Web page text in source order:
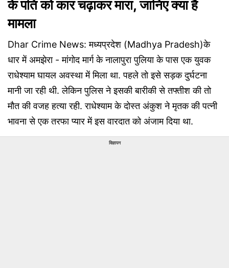
के पति को कार चढ़ाकर मारा, जानिए क्या है
मामला
Dhar Crime News: मध्यप्रदेश (Madhya Pradesh)के
धार में अमझेरा - मांगोद मार्ग के नालापुरा पुलिया के पास एक युवक
राधेश्याम घायल अवस्था में मिला था. पहले तो इसे सड़क दुर्घटना
मानी जा रही थी. लेकिन पुलिस ने इसकी बारीकी से तफ्तीश की तो
मौत की वजह हत्या रही. राधेश्याम के दोस्त अंकुश ने मृतक की पत्नी
भावना से एक तरफा प्यार में इस वारदात को अंजाम दिया था.
विज्ञापन